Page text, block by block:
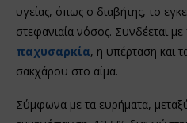
υγείας, όπως ο διαβήτης, το
στεφανιαία νόσος. Συνδέεται
παχυσαρκία, η υπέρταση και
σακχάρου στο αίμα.
Σύμφωνα με τα ευρήματα,